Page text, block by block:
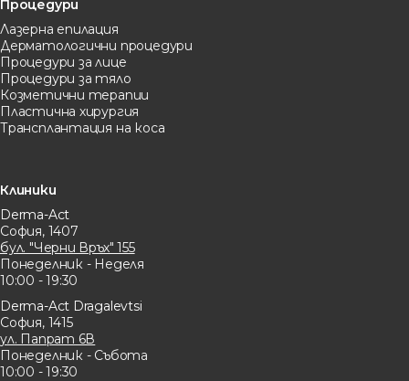
Процедури
Лазерна eпилация
Дерматологични процедури
Процедури за лице
Процедури за тяло
Козметични терапии
Пластична хирургия
Трансплантация на коса
Клиники
Derma-Act
София, 1407
бул. "Черни Връх" 155
Понеделник - Неделя
10:00 - 19:30
Derma-Act Dragalevtsi
София, 1415
ул. Папрат 6В
Понеделник - Събота
10:00 - 19:30